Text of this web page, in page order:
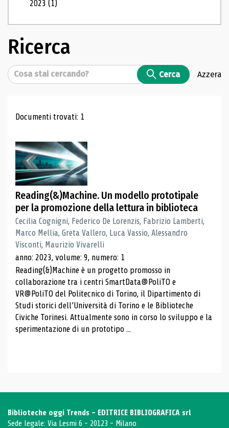
2023(1)
Ricerca
Cerca Cerca Azzera
Risultati di ricerca
Documenti trovati: 1
Reading(&)Machine. Un modello prototipale
per la promozione della lettura in biblioteca
Cecilia Cognigni, Federico De Lorenzis, Fabrizio Lamberti,
Marco Mellia, Greta Vallero, Luca Vassio, Alessandro
Visconti, Maurizio Vivarelli
anno: 2023, volume: 9, numero: 1
Reading(&)Machine è un progetto promosso in
collaborazione tra i centri SmartData@PoliTO e
VR@PoliTO del Politecnico di Torino, il Dipartimento di
Studi storici dell’Università di Torino e le Biblioteche
Civiche Torinesi. Attualmente sono in corso lo sviluppo e la
sperimentazione di un prototipo ...
Biblioteche oggi Trends - EDITRICE BIBLIOGRAFICA srl
Sede legale: Via Lesmi 6 - 20123 - Milano